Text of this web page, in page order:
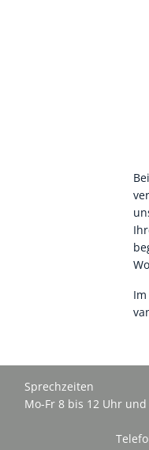
Sprechzeiten
Mo-Fr 8 bis 12 Uhr